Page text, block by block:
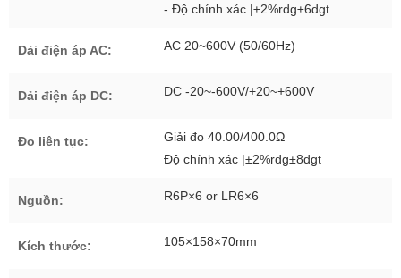
- Độ chính xác |±2%rdg±6dgt
Dải điện áp AC: AC 20~600V (50/60Hz)
Dải điện áp DC: DC -20~-600V/+20~+600V
Đo liên tục:
Giải đo 40.00/400.0Ω
Độ chính xác |±2%rdg±8dgt
Nguồn: R6P×6 or LR6×6
Kích thước: 105×158×70mm